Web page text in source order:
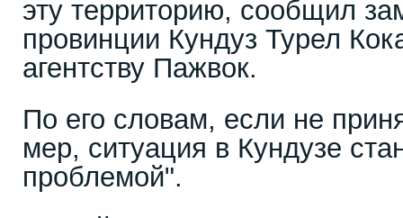
эту территорию, сообщил
провинции Кундуз Турел
агентству Пажвок.
По его словам, если не
мер, ситуация в Кундузе
проблемой".